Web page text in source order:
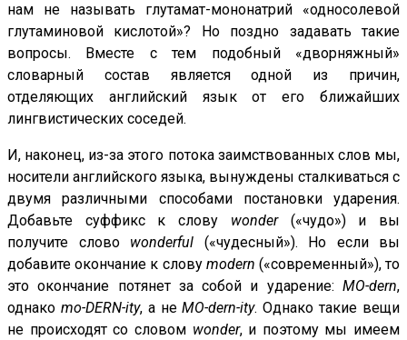
нам не называть глутамат-мононатрий «односолевой
глутаминовой кислотой»? Но поздно задавать такие
вопросы. Вместе с тем подобный «дворняжный»
словарный состав является одной из причин,
отделяющих английский язык от его ближайших
лингвистических соседей.
И, наконец, из-за этого потока заимствованных слов мы,
носители английского языка, вынуждены сталкиваться с
двумя различными способами постановки ударения.
Добавьте суффикс к слову wonder(«чудо») и вы
получите слово wonderful («чудесный»). Но если вы
добавите окончание к слову modern («современный»), то
это окончание потянет за собой и ударение: MO-dern,
однако mo-DERN-ity, а неMO-dern-ity. Однако такие вещи
не происходят со словом wonder, и поэтому мы имеем